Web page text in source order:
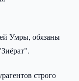
Умры, обязаны
строго